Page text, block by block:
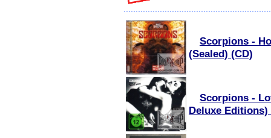
Scorpions -
(Sealed) (CD)
Scorpions -
Deluxe Editions)